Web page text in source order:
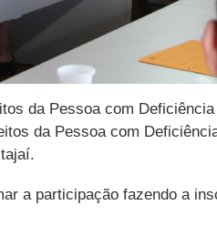
da Pessoa com
da Pessoa com
a participação fazendo a